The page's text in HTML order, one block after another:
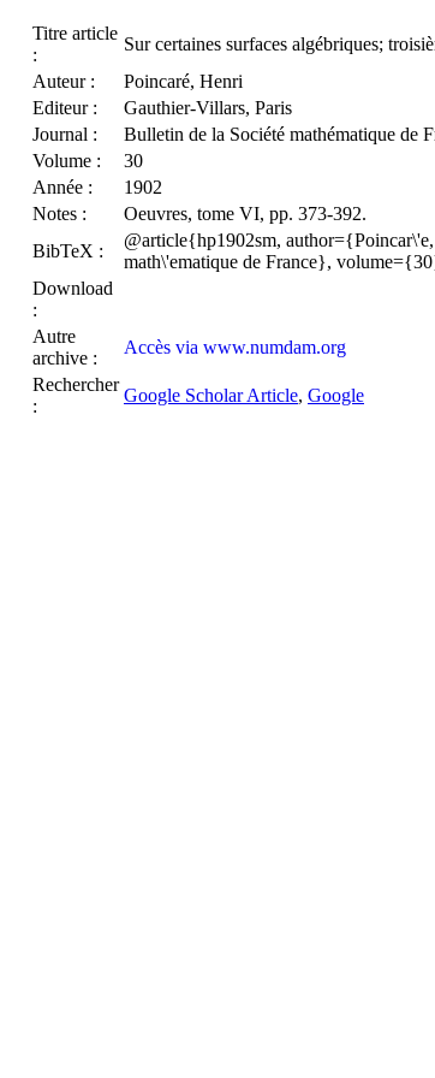
Titre article
:
Sur certaines surfaces algébriques;
Auteur :
Poincaré, Henri
Editeur :
Gauthier-Villars, Paris
Journal :
Bulletin de la Société mathématique de
Volume :
30
Année :
1902
Notes :
Oeuvres, tome VI, pp. 373-392.
BibTeX :
@article{hp1902sm,
math\'ematique de France},
Download
:
Autre
archive :
Accès via www.numdam.org
Rechercher
:
Google Scholar Article, Google